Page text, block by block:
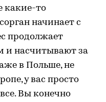
какие-то
начинает с
продолжает
и насчитывают за
в Польше, не
у вас просто
Вы конечно